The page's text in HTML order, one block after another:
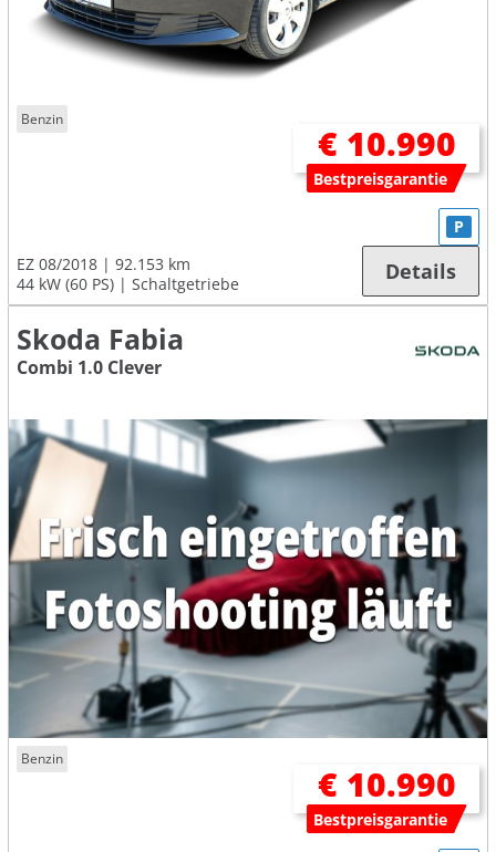
Benzin
€ 10.990
Bestpreisgarantie
EZ 08/2018
92.153 km
44 kW (60 PS)
Schaltgetriebe
P
Details
Skoda Fabia
Combi 1.0 Clever
Benzin
€ 10.990
Bestpreisgarantie